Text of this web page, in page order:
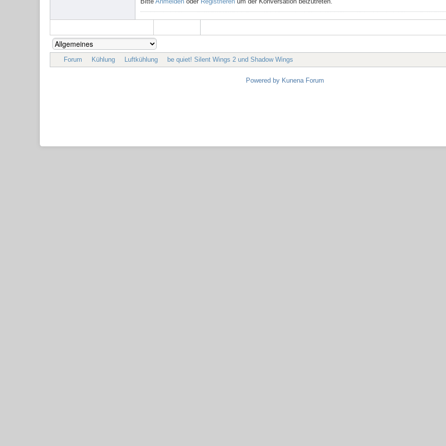
Forum Kühlung Luftkühlung be quiet! Silent Wings 2 und Shadow Wings
Powered by Kunena Forum